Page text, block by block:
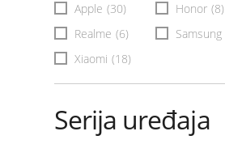
Apple (30) Honor (8)
Realme (6) Samsung
Xiaomi (18)
Serija uređaja